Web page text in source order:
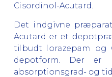
Cisordinol-Acutard.
Det indgivne
Acutard er et
tilbudt lorazepam og
depotform. Der er
absorptionsgrad- og